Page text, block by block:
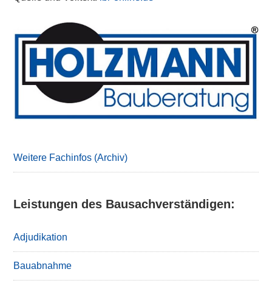
Primary
Sidebar
Weitere Fachinfos (Archiv)
Leistungen des Bausachverständigen:
Adjudikation
Bauabnahme